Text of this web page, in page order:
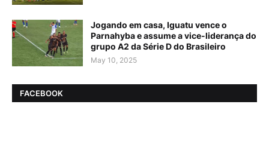
Jogando em casa, Iguatu vence o
Parnahyba e assume a vice-liderança do
grupo A2 da Série D do Brasileiro
May 10, 2025
FACEBOOK